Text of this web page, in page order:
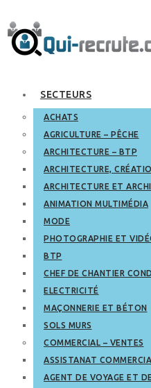
SECTEURS
ACHATS
AGRICULTURE – PÊCHE
ARCHITECTURE – BTP
ARCHITECTURE,
ARCHITECTURE ET
ANIMATION MULTIMÉDIA
MODE
PHOTOGRAPHIE ET
BTP
CHEF DE CHANTIER
ELECTRICITÉ
MAÇONNERIE ET BÉTON
SOLS MURS
COMMERCIAL – VENTES
ASSISTANAT
AGENT DE VOYAGE ET